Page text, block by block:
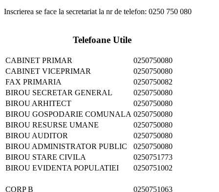
Inscrierea se face la secretariat la nr de telefon: 0250 750 080
Telefoane Utile
CABINET PRIMAR
0250750080
CABINET VICEPRIMAR
0250750080
FAX PRIMARIA
0250750082
BIROU SECRETAR GENERAL
0250750080
BIROU ARHITECT
0250750080
BIROU GOSPODARIE COMUNALA 0250750080
BIROU RESURSE UMANE
0250750080
BIROU AUDITOR
0250750080
BIROU ADMINISTRATOR PUBLIC
0250750080
BIROU STARE CIVILA
0250751773
BIROU EVIDENTA POPULATIEI
0250751002
CORP B
0250751063